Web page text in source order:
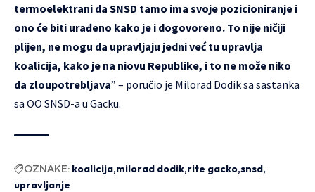
termoelektrani da SNSD tamo ima svoje pozicioniranje i
ono će biti urađeno kako je i dogovoreno. To nije ničiji
plijen, ne mogu da upravljaju jedni već tu upravlja
koalicija, kako je na niovu Republike, i to ne može niko
da zloupotrebljava” – poručio je Milorad Dodik sa sastanka
sa OO SNSD-a u Gacku.
OZNAKE: koalicija milorad dodik rite gacko snsd
upravljanje